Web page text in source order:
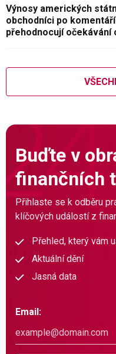
Výnosy amerických
obchodníci po
přehodnocují očekávání
Buďte v
finančních
Přihlaste se k odběru
klíčových událostí z
Přehled, který vám
Aktuální dění
Jasná data
Email: